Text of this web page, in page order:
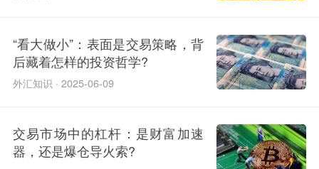
“看大做小”：表面是交易策略，背
后藏着怎样的投资哲学?
外汇知识 · 2025-06-09
交易市场中的杠杆：是财富加速
器，还是爆仓导火索?